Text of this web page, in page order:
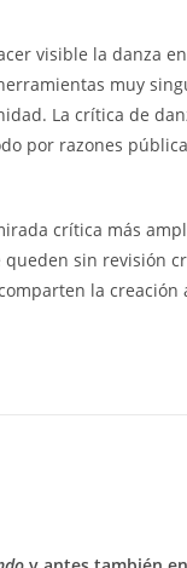
visible la danza
muy
La crítica de
por razones
crítica más
sin revisión
la